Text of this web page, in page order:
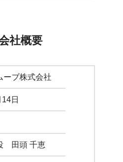
社概要
ーブ株式会社
日
田頭 千恵